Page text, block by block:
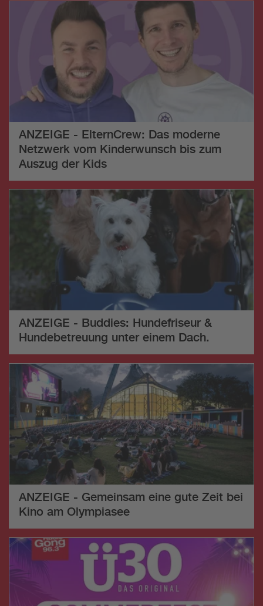
ANZEIGE - ElternCrew: Das moderne
Netzwerk vom Kinderwunsch bis zum
Auszug der Kids
ANZEIGE - Buddies: Hundefriseur &
Hundebetreuung unter einem Dach.
ANZEIGE - Gemeinsam eine gute Zeit bei
Kino am Olympiasee